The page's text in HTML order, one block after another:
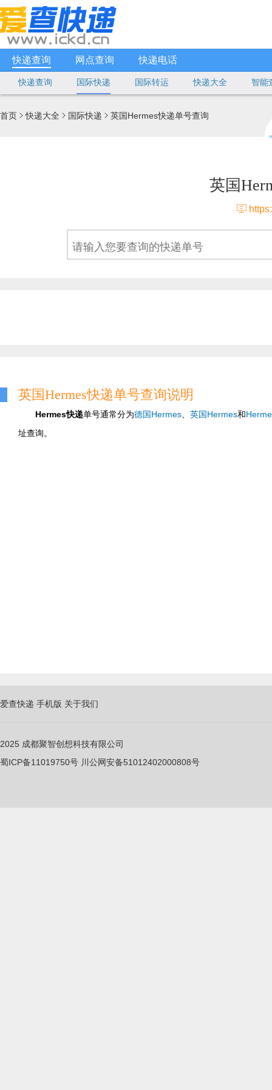
快递查询 网点查询 快递电话
快递查询 国际快递 国际转运 快递大全 智能
首页 快递大全  国际快递  英国Hermes快递单号查询
英国

英国Hermes快递单号查询说明
Hermes快递单号通常分为德国Hermes 英国Hermes和
址查询。
爱查快递 手机版 关于我们
2025 成都聚智创想科技有限公司
蜀ICP备11019750号 川公网安备51012402000808号